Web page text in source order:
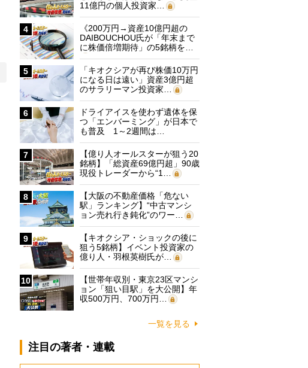
11億円の個人投資家…
4
《200万円→資産10億円超の
DAIBOUCHOU氏が「年末まで
に株価倍増期待」の5銘柄を…
5
「キオクシアが再び株価10万円
になる日は遠い」資産3億円超
のサラリーマン投資家…
6
ドライアイスを使わず遺体を保
つ「エンバーミング」が日本で
も普及 1～2週間は…
7
【億り人オールスターが狙う20
銘柄】「総資産69億円超」90歳
現役トレーダーから“1…
8
【大阪の不動産価格「危ない
駅」ランキング】“中古マンシ
ョン売れ行き鈍化”のワー…
9
【キオクシア・ショックの後に
狙う5銘柄】イベント投資家の
億り人・羽根英樹氏が…
10
【世帯年収別・東京23区マンシ
ョン「狙い目駅」を大公開】年
収500万円、700万円…
一覧を見る
注目の著者・連載